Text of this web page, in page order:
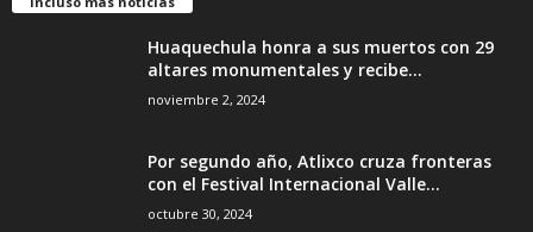
Huaquechula honra a sus muertos con 29
altares monumentales y recibe...
noviembre 2, 2024
Por segundo año, Atlixco cruza fronteras
con el Festival Internacional Valle...
octubre 30, 2024